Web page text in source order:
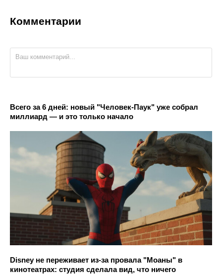
Комментарии
Всего за 6 дней: новый "Человек-Паук" уже собрал
миллиард — и это только начало
Disney не переживает из-за провала "Моаны" в
кинотеатрах: студия сделала вид, что ничего